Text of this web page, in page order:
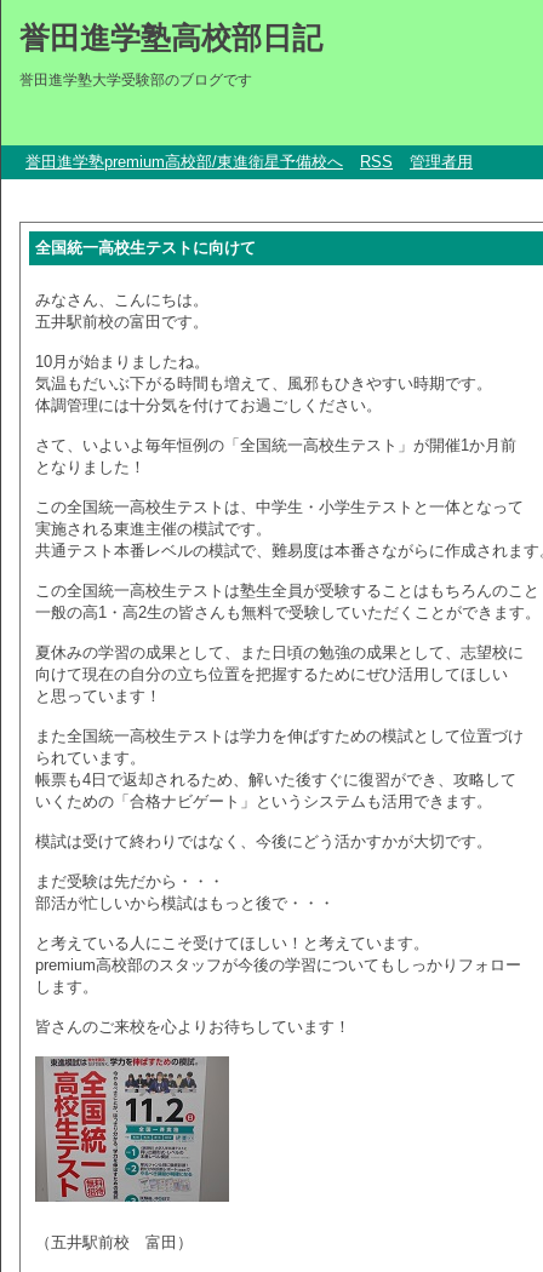
誉田進学塾高校部日記
誉田進学塾大学受験部のブログです
誉田進学塾premium高校部/東進衛星予備校へ RSS 管理者用
全国統一高校生テストに向けて
みなさん、こんにちは。
五井駅前校の富田です。
10月が始まりましたね。
気温もだいぶ下がる時間も増えて、風邪もひきやすい時期です。
体調管理には十分気を付けてお過ごしください。
さて、いよいよ毎年恒例の「全国統一高校生テスト」が開催1か月前
となりました！
この全国統一高校生テストは、中学生・小学生テストと一体となって
実施される東進主催の模試です。
共通テスト本番レベルの模試で、難易度は本番さながらに作成されます
この全国統一高校生テストは塾生全員が受験することはもちろんのこと
一般の高1・高2生の皆さんも無料で受験していただくことができます。
夏休みの学習の成果として、また日頃の勉強の成果として、志望校に
向けて現在の自分の立ち位置を把握するためにぜひ活用してほしい
と思っています！
また全国統一高校生テストは学力を伸ばすための模試として位置づけ
られています。
帳票も4日で返却されるため、解いた後すぐに復習ができ、攻略して
いくための「合格ナビゲート」というシステムも活用できます。
模試は受けて終わりではなく、今後にどう活かすかが大切です。
まだ受験は先だから・・・
部活が忙しいから模試はもっと後で・・・
と考えている人にこそ受けてほしい！と考えています。
premium高校部のスタッフが今後の学習についてもしっかりフォロー
します。
皆さんのご来校を心よりお待ちしています！
（五井駅前校 富田）